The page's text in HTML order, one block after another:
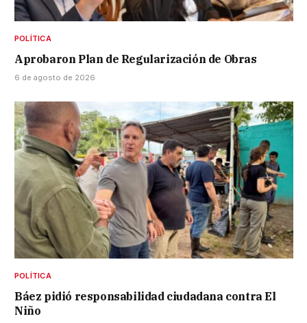
POLÍTICA
Aprobaron Plan de Regularización de Obras
6 de agosto de 2026
POLÍTICA
Báez pidió responsabilidad ciudadana contra El
Niño